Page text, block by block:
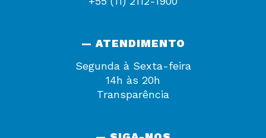
— ATENDIMENTO
Segunda à Sexta-feira
14h às 20h
Transparência